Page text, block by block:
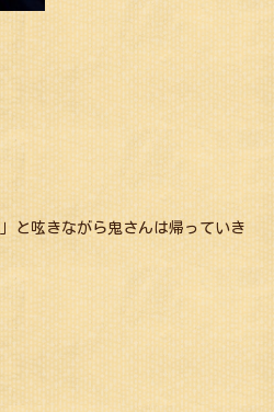
」と呟きながら鬼さんは帰っていき